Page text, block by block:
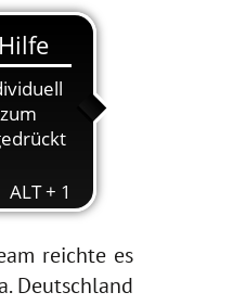
reichte es
Deutschland